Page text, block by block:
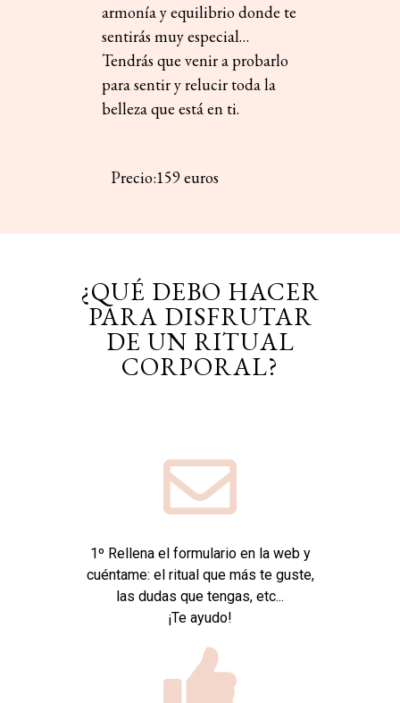
armonía y equilibrio donde te
sentirás muy especial…
Tendrás que venir a probarlo
para sentir y relucir toda la
belleza que está en ti.
Precio:159 euros
¿QUÉ DEBO HACER
PARA DISFRUTAR
DE UN RITUAL
CORPORAL?
1º Rellena el formulario en la web y
cuéntame: el ritual que más te guste,
las dudas que tengas, etc...
¡Te ayudo!